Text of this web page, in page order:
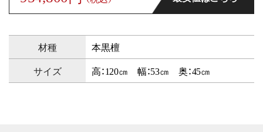
材種
本黒檀
サイズ
高：120㎝ 幅：53㎝ 奥：45㎝